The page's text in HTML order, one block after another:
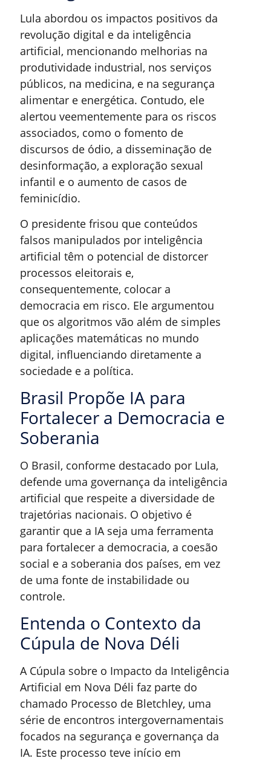
Lula abordou os impactos positivos da
revolução digital e da inteligência
artificial, mencionando melhorias na
produtividade industrial, nos serviços
públicos, na medicina, e na segurança
alimentar e energética. Contudo, ele
alertou veementemente para os riscos
associados, como o fomento de
discursos de ódio, a disseminação de
desinformação, a exploração sexual
infantil e o aumento de casos de
feminicídio.
O presidente frisou que conteúdos
falsos manipulados por inteligência
artificial têm o potencial de distorcer
processos eleitorais e,
consequentemente, colocar a
democracia em risco. Ele argumentou
que os algoritmos vão além de simples
aplicações matemáticas no mundo
digital, influenciando diretamente a
sociedade e a política.
Brasil Propõe IA para
Fortalecer a Democracia e
Soberania
O Brasil, conforme destacado por Lula,
defende uma governança da inteligência
artificial que respeite a diversidade de
trajetórias nacionais. O objetivo é
garantir que a IA seja uma ferramenta
para fortalecer a democracia, a coesão
social e a soberania dos países, em vez
de uma fonte de instabilidade ou
controle.
Entenda o Contexto da
Cúpula de Nova Déli
A Cúpula sobre o Impacto da Inteligência
Artificial em Nova Déli faz parte do
chamado Processo de Bletchley, uma
série de encontros intergovernamentais
focados na segurança e governança da
IA. Este processo teve início em